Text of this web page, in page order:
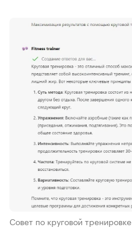
Совет по круговой тренировке